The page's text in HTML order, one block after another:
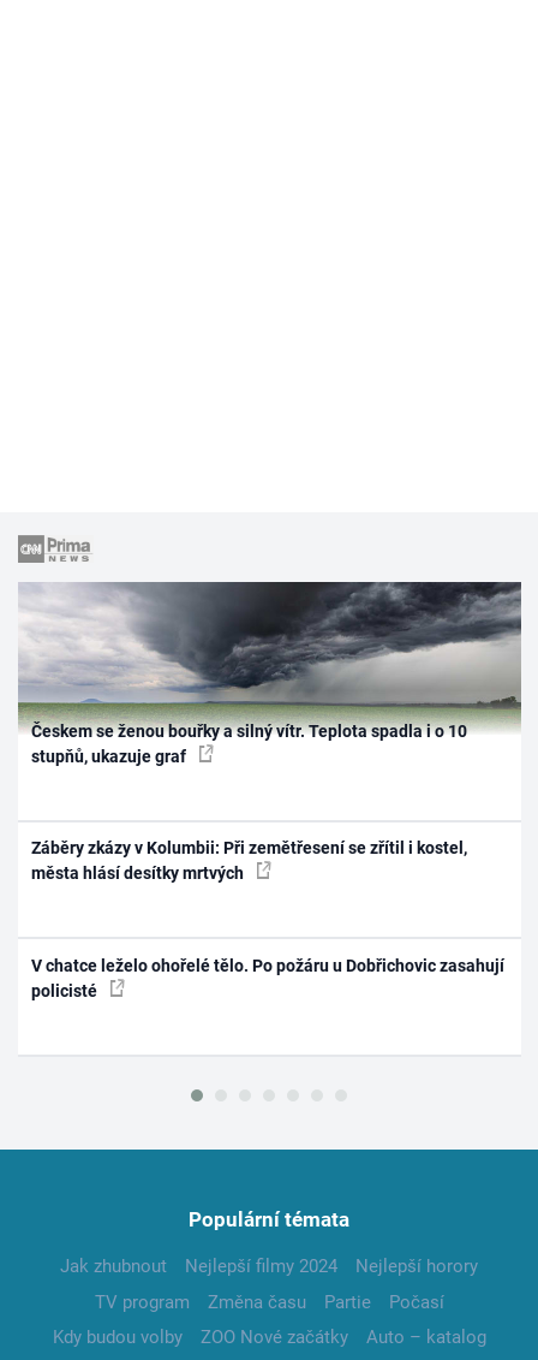
Českem se ženou bouřky a silný vítr. Teplota spadla i o 10
stupňů, ukazuje graf
Záběry zkázy v Kolumbii: Při zemětřesení se zřítil i kostel,
města hlásí desítky mrtvých
V chatce leželo ohořelé tělo. Po požáru u Dobřichovic zasahují
policisté
Populární témata
Jak zhubnout Nejlepší filmy 2024
Nejlepší horory
TV program
Změna času Partie
Počasí
Kdy budou volby
ZOO Nové začátky
Auto – katalog